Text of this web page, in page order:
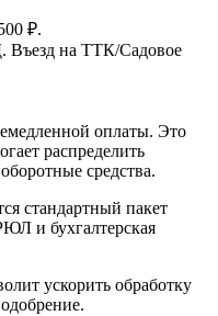
₽.
Въезд на ТТК/Садовое
оплаты. Это
распределить
средства.
стандартный пакет
и бухгалтерская
ускорить обработку